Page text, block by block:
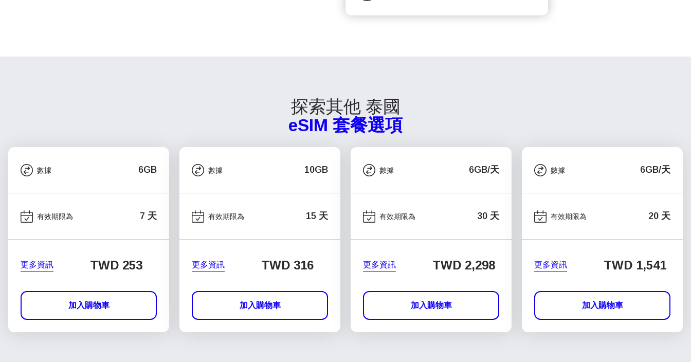
探索其他 泰國
eSIM 套餐選項
數據 6GB
有效期限為 7 天
更多資訊 TWD 253
加入購物車
數據 10GB
有效期限為 15 天
更多資訊 TWD 316
加入購物車
數據 6GB/天
有效期限為 30 天
更多資訊 TWD 2,298
加入購物車
數據 6GB/天
有效期限為 20 天
更多資訊 TWD 1,541
加入購物車